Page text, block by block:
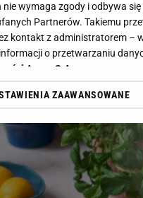
nie wymaga zgody i odbywa
Partnerów. Takiemu
kontakt z administratorem –
o przetwarzaniu
Agora S.A.
„Akceptuję” wyrażasz też
plików cookie, wywołując
„Ustawienia prywatności ” w
możliwa jest także za
Zaufani Partnerzy i Agora
ZAAWANSOWANE